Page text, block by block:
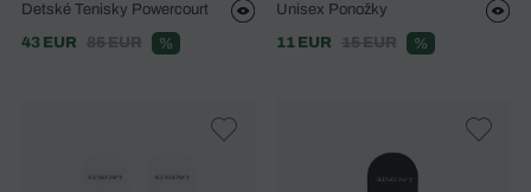
Detské Tenisky Powercourt
43 EUR
85 EUR %
Unisex Ponožky
11 EUR
15 EUR %